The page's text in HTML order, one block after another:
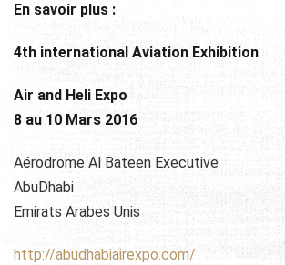
En savoir plus :
4th international Aviation Exhibition
Air and Heli Expo
8 au 10 Mars 2016
Aérodrome Al Bateen Executive
AbuDhabi
Emirats Arabes Unis
http://abudhabiairexpo.com/